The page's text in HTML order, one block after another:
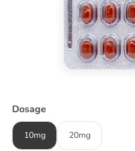
Dosage
10mg 20mg